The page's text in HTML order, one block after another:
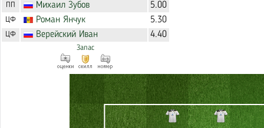
ПП Михаил Зубов 5.00
ЦФ Роман Янчук 5.30
ЦФ Верейский Иван 4.40
Запас